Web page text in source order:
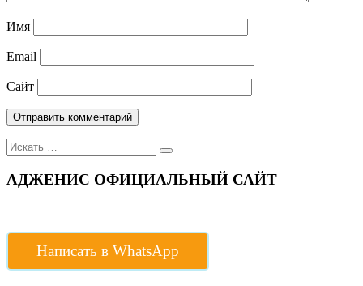
Имя
Email
Сайт
Поиск
для:
АДЖЕНИС ОФИЦИАЛЬНЫЙ САЙТ
Написать в WhatsApp